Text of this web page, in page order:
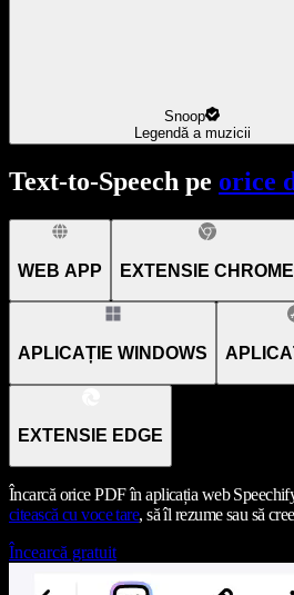
Snoop
Legendă a muzicii
Text-to-Speech pe orice
WEB APP EXTENSIE CHROME
APLICAȚIE WINDOWS
EXTENSIE EDGE
Încarcă orice PDF în aplicația web
citească cu voce tare, să îl rezume sau să
Încearcă gratuit